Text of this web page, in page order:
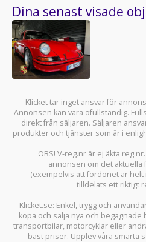
Dina senast visade
Klicket tar inget ansvar för
Annonsen kan vara ofullständig.
direkt från säljaren. Säljaren
produkter och tjänster som är i
OBS! V-reg.nr är ej äkta
annonsen om det
(exempelvis att fordonet är
tilldelats ett riktigt
Klicket.se: Enkel, trygg och
köpa och sälja nya och begagnade
transportbilar, motorcyklar eller
bäst priser. Upplev våra smarta